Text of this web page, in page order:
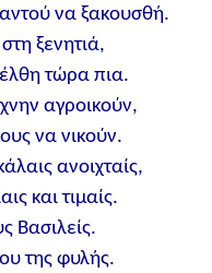
να ξακουσθή.
ξενητιά,
τώρα πια.
αγροικούν,
να νικούν.
ανοιχταίς,
και τιμαίς.
Bασιλείς.
της φυλής.